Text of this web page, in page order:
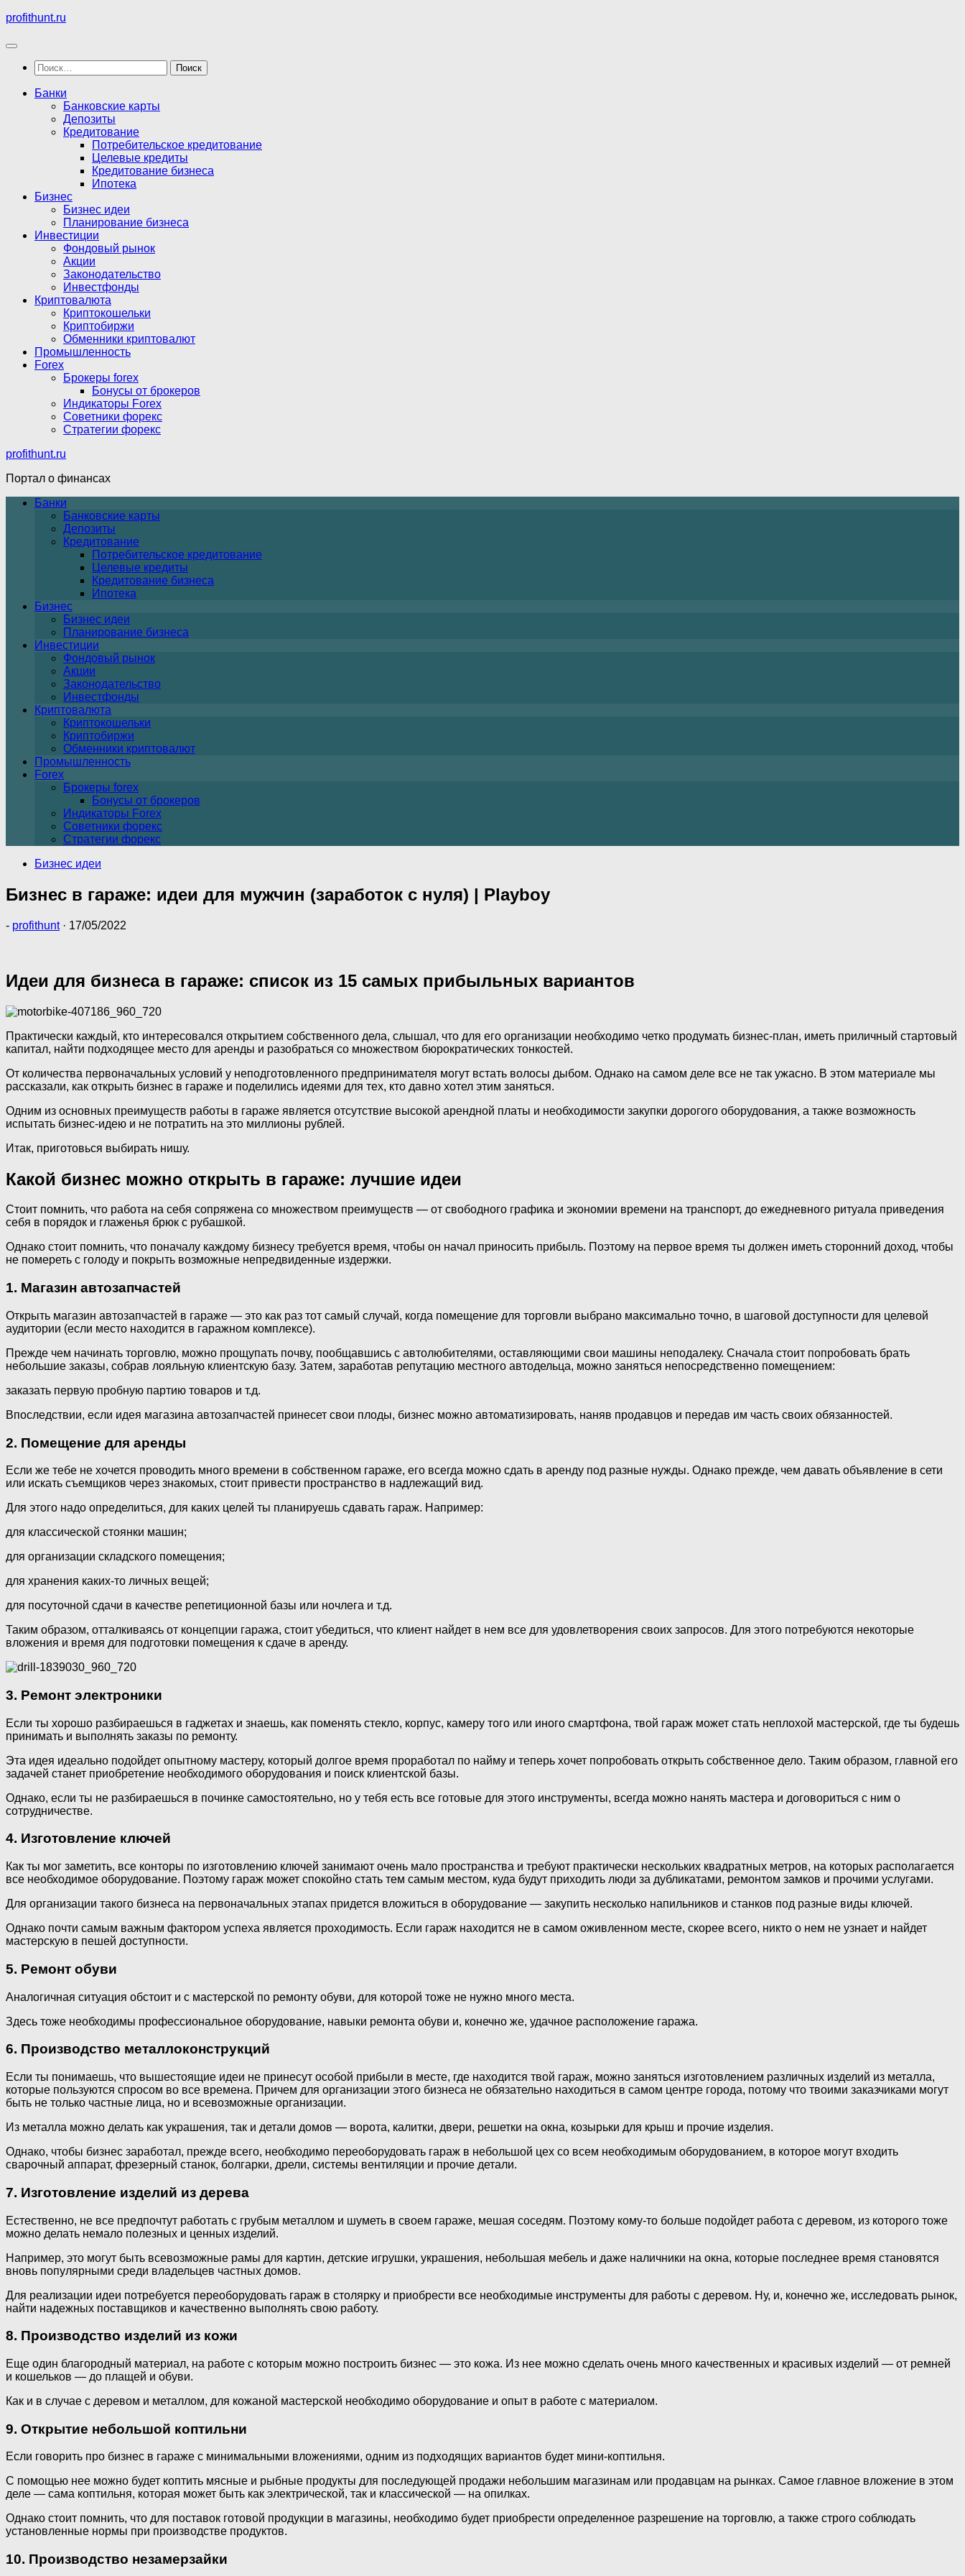
Перейти
содержимому
profithunt.ru
Найти:
Банки
Банковские карты
Депозиты
Кредитование
Потребительское кредитование
Целевые кредиты
Кредитование бизнеса
Ипотека
Бизнес
Бизнес идеи
Планирование бизнеса
Инвестиции
Фондовый рынок
Акции
Законодательство
Инвестфонды
Криптовалюта
Криптокошельки
Криптобиржи
Обменники криптовалют
Промышленность
Forex
Брокеры forex
Бонусы от брокеров
Индикаторы Forex
Советники форекс
Стратегии форекс
profithunt.ru
Портал о финансах
Банки
Банковские карты
Депозиты
Кредитование
Потребительское кредитование
Целевые кредиты
Кредитование бизнеса
Ипотека
Бизнес
Бизнес идеи
Планирование бизнеса
Инвестиции
Фондовый рынок
Акции
Законодательство
Инвестфонды
Криптовалюта
Криптокошельки
Криптобиржи
Обменники криптовалют
Промышленность
Forex
Брокеры forex
Бонусы от брокеров
Индикаторы Forex
Советники форекс
Стратегии форекс
Бизнес идеи
Бизнес в гараже: идеи для мужчин (заработок с нуля) | Playboy
- profithunt · 17/05/2022
Идеи для бизнеса в гараже: список из 15 самых прибыльных вариантов
Практически каждый, кто интересовался открытием собственного дела, слышал, что для его организации необходимо четко продумать бизнес-план, иметь приличный стартовый
капитал, найти подходящее место для аренды и разобраться со множеством бюрократических тонкостей.
От количества первоначальных условий у неподготовленного предпринимателя могут встать волосы дыбом. Однако на самом деле все не так ужасно. В этом материале мы
рассказали, как открыть бизнес в гараже и поделились идеями для тех, кто давно хотел этим заняться.
Одним из основных преимуществ работы в гараже является отсутствие высокой арендной платы и необходимости закупки дорогого оборудования, а также возможность
испытать бизнес-идею и не потратить на это миллионы рублей.
Итак, приготовься выбирать нишу.
Какой бизнес можно открыть в гараже: лучшие идеи
Стоит помнить, что работа на себя сопряжена со множеством преимуществ — от свободного графика и экономии времени на транспорт, до ежедневного ритуала приведения
себя в порядок и глаженья брюк с рубашкой.
Однако стоит помнить, что поначалу каждому бизнесу требуется время, чтобы он начал приносить прибыль. Поэтому на первое время ты должен иметь сторонний доход, чтобы
не помереть с голоду и покрыть возможные непредвиденные издержки.
1. Магазин автозапчастей
Открыть магазин автозапчастей в гараже — это как раз тот самый случай, когда помещение для торговли выбрано максимально точно, в шаговой доступности для целевой
аудитории (если место находится в гаражном комплексе).
Прежде чем начинать торговлю, можно прощупать почву, пообщавшись с автолюбителями, оставляющими свои машины неподалеку. Сначала стоит попробовать брать
небольшие заказы, собрав лояльную клиентскую базу. Затем, заработав репутацию местного автодельца, можно заняться непосредственно помещением:
заказать первую пробную партию товаров и т.д.
Впоследствии, если идея магазина автозапчастей принесет свои плоды, бизнес можно автоматизировать, наняв продавцов и передав им часть своих обязанностей.
2. Помещение для аренды
Если же тебе не хочется проводить много времени в собственном гараже, его всегда можно сдать в аренду под разные нужды. Однако прежде, чем давать объявление в сети
или искать съемщиков через знакомых, стоит привести пространство в надлежащий вид.
Для этого надо определиться, для каких целей ты планируешь сдавать гараж. Например:
для классической стоянки машин;
для организации складского помещения;
для хранения каких-то личных вещей;
для посуточной сдачи в качестве репетиционной базы или ночлега и т.д.
Таким образом, отталкиваясь от концепции гаража, стоит убедиться, что клиент найдет в нем все для удовлетворения своих запросов. Для этого потребуются некоторые
вложения и время для подготовки помещения к сдаче в аренду.
3. Ремонт электроники
Если ты хорошо разбираешься в гаджетах и знаешь, как поменять стекло, корпус, камеру того или иного смартфона, твой гараж может стать неплохой мастерской, где ты будешь
принимать и выполнять заказы по ремонту.
Эта идея идеально подойдет опытному мастеру, который долгое время проработал по найму и теперь хочет попробовать открыть собственное дело. Таким образом, главной его
задачей станет приобретение необходимого оборудования и поиск клиентской базы.
Однако, если ты не разбираешься в починке самостоятельно, но у тебя есть все готовые для этого инструменты, всегда можно нанять мастера и договориться с ним о
сотрудничестве.
4. Изготовление ключей
Как ты мог заметить, все конторы по изготовлению ключей занимают очень мало пространства и требуют практически нескольких квадратных метров, на которых располагается
все необходимое оборудование. Поэтому гараж может спокойно стать тем самым местом, куда будут приходить люди за дубликатами, ремонтом замков и прочими услугами.
Для организации такого бизнеса на первоначальных этапах придется вложиться в оборудование — закупить несколько напильников и станков под разные виды ключей.
Однако почти самым важным фактором успеха является проходимость. Если гараж находится не в самом оживленном месте, скорее всего, никто о нем не узнает и найдет
мастерскую в пешей доступности.
5. Ремонт обуви
Аналогичная ситуация обстоит и с мастерской по ремонту обуви, для которой тоже не нужно много места.
Здесь тоже необходимы профессиональное оборудование, навыки ремонта обуви и, конечно же, удачное расположение гаража.
6. Производство металлоконструкций
Если ты понимаешь, что вышестоящие идеи не принесут особой прибыли в месте, где находится твой гараж, можно заняться изготовлением различных изделий из металла,
которые пользуются спросом во все времена. Причем для организации этого бизнеса не обязательно находиться в самом центре города, потому что твоими заказчиками могут
быть не только частные лица, но и всевозможные организации.
Из металла можно делать как украшения, так и детали домов — ворота, калитки, двери, решетки на окна, козырьки для крыш и прочие изделия.
Однако, чтобы бизнес заработал, прежде всего, необходимо переоборудовать гараж в небольшой цех со всем необходимым оборудованием, в которое могут входить
сварочный аппарат, фрезерный станок, болгарки, дрели, системы вентиляции и прочие детали.
7. Изготовление изделий из дерева
Естественно, не все предпочтут работать с грубым металлом и шуметь в своем гараже, мешая соседям. Поэтому кому-то больше подойдет работа с деревом, из которого тоже
можно делать немало полезных и ценных изделий.
Например, это могут быть всевозможные рамы для картин, детские игрушки, украшения, небольшая мебель и даже наличники на окна, которые последнее время становятся
вновь популярными среди владельцев частных домов.
Для реализации идеи потребуется переоборудовать гараж в столярку и приобрести все необходимые инструменты для работы с деревом. Ну, и, конечно же, исследовать рынок,
найти надежных поставщиков и качественно выполнять свою работу.
8. Производство изделий из кожи
Еще один благородный материал, на работе с которым можно построить бизнес — это кожа. Из нее можно сделать очень много качественных и красивых изделий — от ремней
и кошельков — до плащей и обуви.
Как и в случае с деревом и металлом, для кожаной мастерской необходимо оборудование и опыт в работе с материалом.
9. Открытие небольшой коптильни
Если говорить про бизнес в гараже с минимальными вложениями, одним из подходящих вариантов будет мини-коптильня.
С помощью нее можно будет коптить мясные и рыбные продукты для последующей продажи небольшим магазинам или продавцам на рынках. Самое главное вложение в этом
деле — сама коптильня, которая может быть как электрической, так и классической — на опилках.
Однако стоит помнить, что для поставок готовой продукции в магазины, необходимо будет приобрести определенное разрешение на торговлю, а также строго соблюдать
установленные нормы при производстве продуктов.
10. Производство незамерзайки